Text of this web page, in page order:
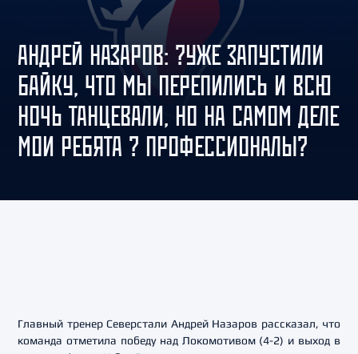
АНДРЕЙ НАЗАРОВ: ?УЖЕ ЗАПУСТИЛИ
БАЙКУ, ЧТО МЫ ПЕРЕПИЛИСЬ И ВСЮ
НОЧЬ ТАНЦЕВАЛИ, НО НА САМОМ ДЕЛЕ
МОИ РЕБЯТА ? ПРОФЕССИОНАЛЫ?
Главный тренер Северстали Андрей Назаров рассказал, что
команда отметила победу над Локомотивом (4-2) и выход в